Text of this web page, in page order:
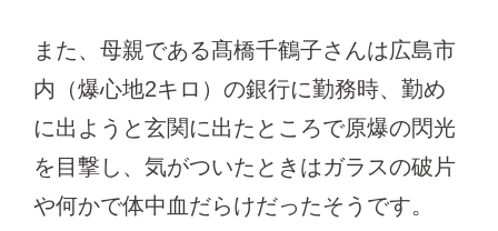
また、母親である髙橋千鶴子さんは広島市
内（爆心地2キロ）の銀行に勤務時、勤め
に出ようと玄関に出たところで原爆の閃光
を目撃し、気がついたときはガラスの破片
や何かで体中血だらけだったそうです。